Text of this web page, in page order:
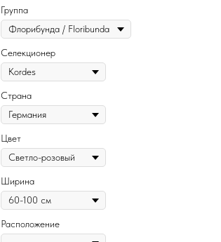
Группа
Селекционер
Страна
Цвет
Ширина
Расположение